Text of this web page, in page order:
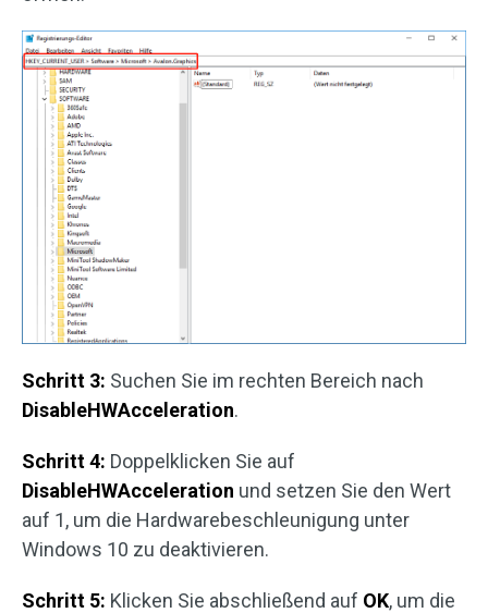
Schritt 3: Suchen Sie im rechten Bereich nach
DisableHWAcceleration.
Schritt 4: Doppelklicken Sie auf
DisableHWAcceleration und setzen Sie den Wert
auf 1, um die Hardwarebeschleunigung unter
Windows 10 zu deaktivieren.
Schritt 5: Klicken Sie abschließend auf OK, um die